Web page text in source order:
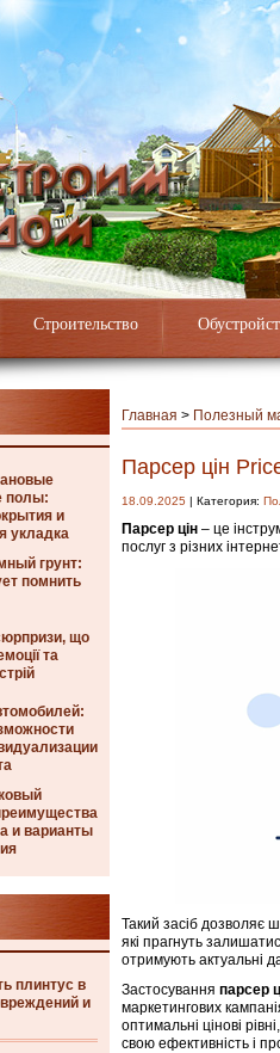
Строительство
полы:
и
укладка
грунт:
помнить
що
та
и варианты
плинтус в
и
Главная > Полезный
Парсер цін
18.09.2025 | Категория:
Парсер цін – це
послуг з різних
Такий засіб дозволяє
які прагнуть
отримують актуальні
Застосування парсер
маркетингових
оптимальні цінові
свою ефективність і